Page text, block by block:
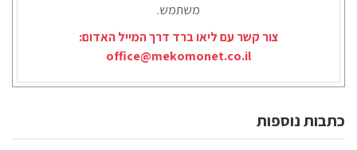
משתמש.
צור קשר עם ליאו ברד דרך המייל האדום:
office@mekomonet.co.il
כתבות נוספות